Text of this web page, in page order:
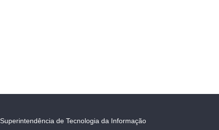
Superintendência de Tecnologia da Informação